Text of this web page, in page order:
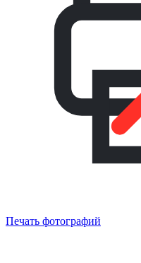
Печать фотографий